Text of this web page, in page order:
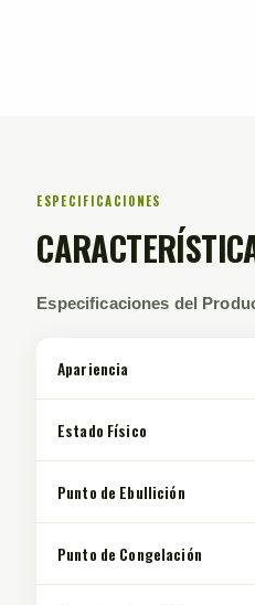
ESPECIFICACIONES
Especificaciones del
Apariencia
Estado Físico
Punto de Ebullición
Punto de Congelación